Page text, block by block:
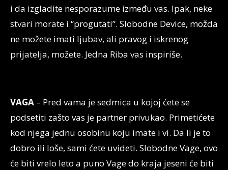
i da izgladite nesporazume između vas. Ipak, neke
stvari morate i “progutati”. Slobodne Device, možda
ne možete imati ljubav, ali pravog i iskrenog
prijatelja, možete. Jedna Riba vas inspiriše.
VAGA – Pred vama je sedmica u kojoj ćete se
podsetiti zašto vas je partner privukao. Primetićete
kod njega jednu osobinu koju imate i vi. Da li je to
dobro ili loše, sami ćete uvideti. Slobodne Vage, ovo
će biti vrelo leto a puno Vage do kraja jeseni će biti